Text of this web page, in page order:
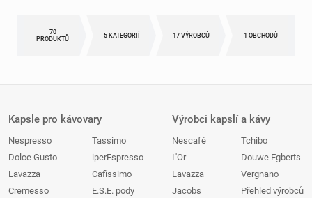
70
PRODUKTŮ
5 KATEGORIÍ 17 VÝROBCŮ 1 OBCHODŮ
Kapsle pro kávovary
Nespresso
Dolce Gusto
Lavazza
Cremesso
Tassimo
iperEspresso
Cafissimo
E.S.E. pody
Výrobci kapslí a kávy
Nescafé
L'Or
Lavazza
Jacobs
Tchibo
Douwe Egberts
Vergnano
Přehled výrobců